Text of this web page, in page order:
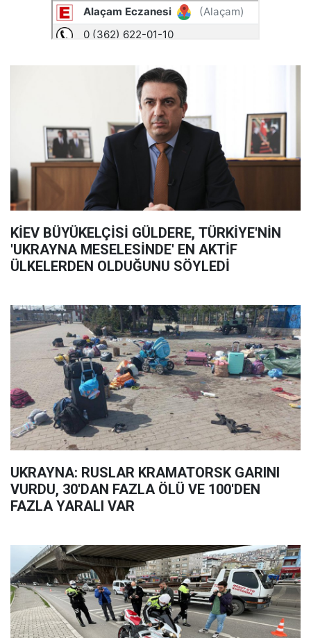
KİEV BÜYÜKELÇİSİ GÜLDERE, TÜRKİYE'NİN
'UKRAYNA MESELESİNDE' EN AKTİF
ÜLKELERDEN OLDUĞUNU SÖYLEDİ
UKRAYNA: RUSLAR KRAMATORSK GARINI
VURDU, 30'DAN FAZLA ÖLÜ VE 100'DEN
FAZLA YARALI VAR